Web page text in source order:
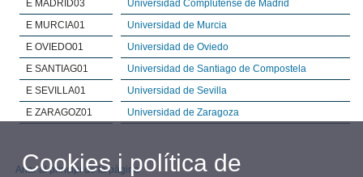
E MADRID03
Universidad Complutense de Madrid
E MURCIA01
Universidad de Murcia
E OVIEDO01
Universidad de Oviedo
E SANTIAG01
Universidad de Santiago de Compostela
E SEVILLA01
Universidad de Sevilla
E ZARAGOZ01
Universidad de Zaragoza
Anar al principi de la pàgina
Cookies i política de